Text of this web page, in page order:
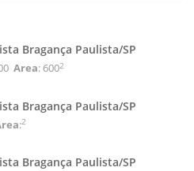
Bragança Paulista/SP
Area: 6002
Bragança Paulista/SP
:2
Bragança Paulista/SP